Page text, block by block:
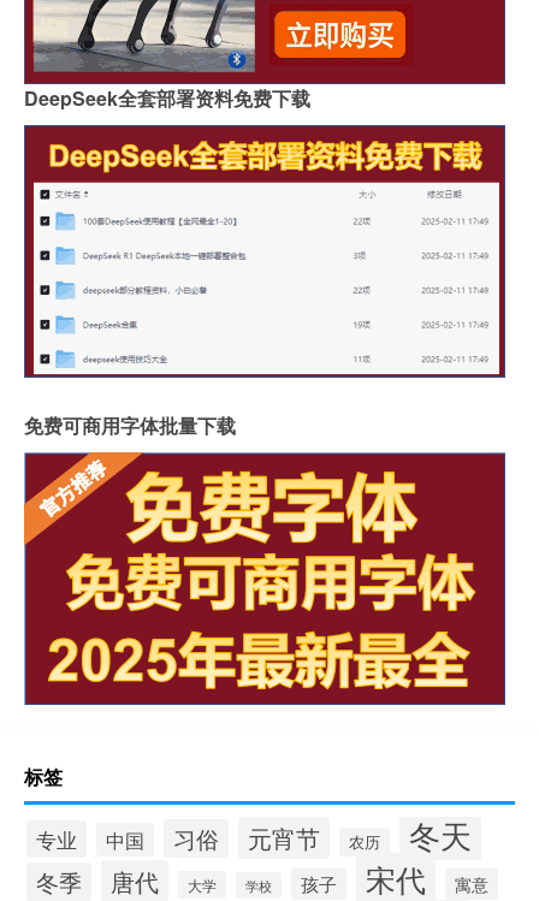
DeepSeek全套部署资料免费下载
免费可商用字体批量下载
标签
专业 中国 习俗 元宵节 农历 冬天
冬季 唐代 大学 学校 孩子 宋代 寓意